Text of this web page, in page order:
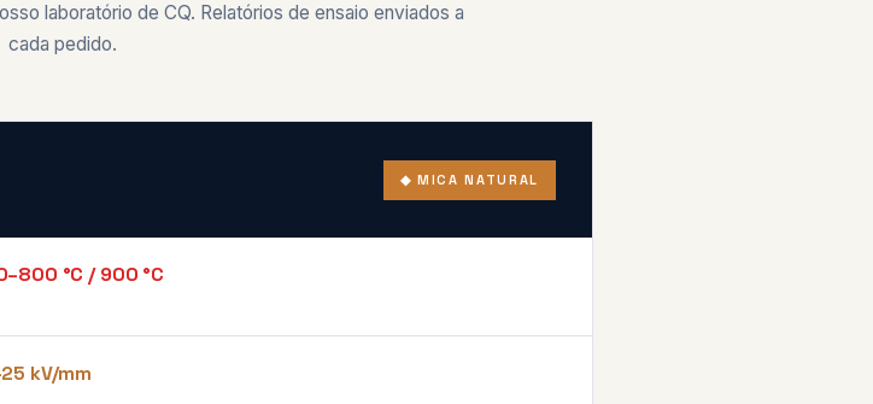
laboratório de CQ. Relatórios de ensaio enviados a
cada pedido.
◆ MICA NATURAL
°C / 900 °C
kV/mm